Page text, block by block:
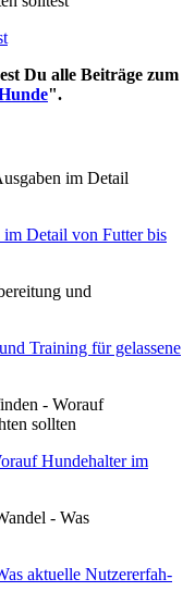
Du alle Beiträge zum
".
Detail von Fut­ter bis
Trai­ning für gelas­se­ne
Hun­de­hal­ter im
aktu­el­le Nut­zer­er­fah­